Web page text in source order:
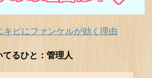
キビにファンケルが効く理由
てるひと：管理人